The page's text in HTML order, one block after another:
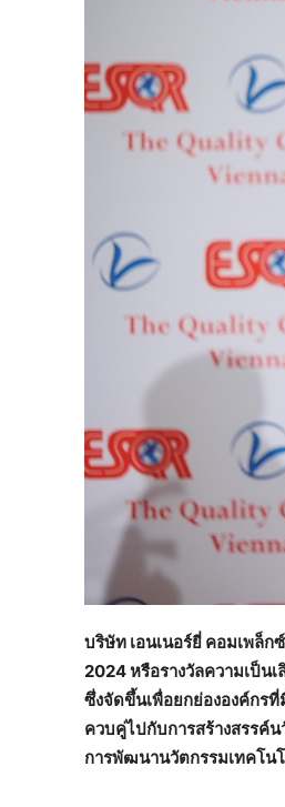
บริษัท เอนเนอร์ยี่ คอมเพล็ก
2024 หรือรางวัลความเป็น
ซึ่งจัดขึ้นเพื่อยกย่ององค์กร
ควบคู่ไปกับการสร้างสรรค์
การพัฒนานวัตกรรมเทคโน